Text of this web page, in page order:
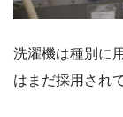
洗濯機は種別に
はまだ採用され